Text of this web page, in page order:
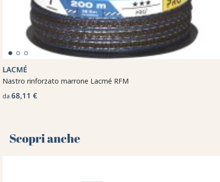
LACMÉ
Nastro rinforzato marrone Lacmé RFM
da 68,11 €
Scopri anche 🌻